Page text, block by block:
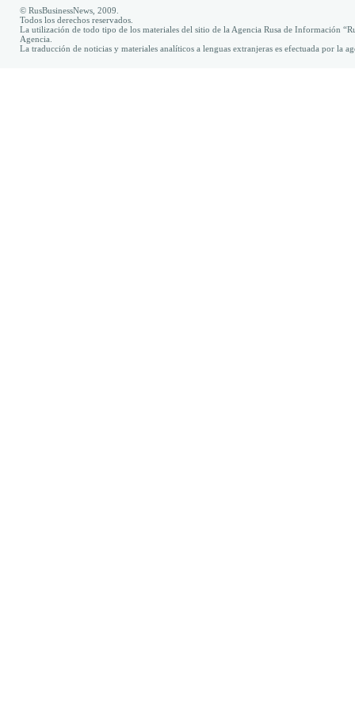
© RusBusinessNews, 2009.
Todos los derechos reservados.
La utilización de todo tipo de los materiales del sitio de la Agencia Rusa de Información
Agencia.
La traducción de noticias y materiales analíticos a lenguas extranjeras es efectuada por la